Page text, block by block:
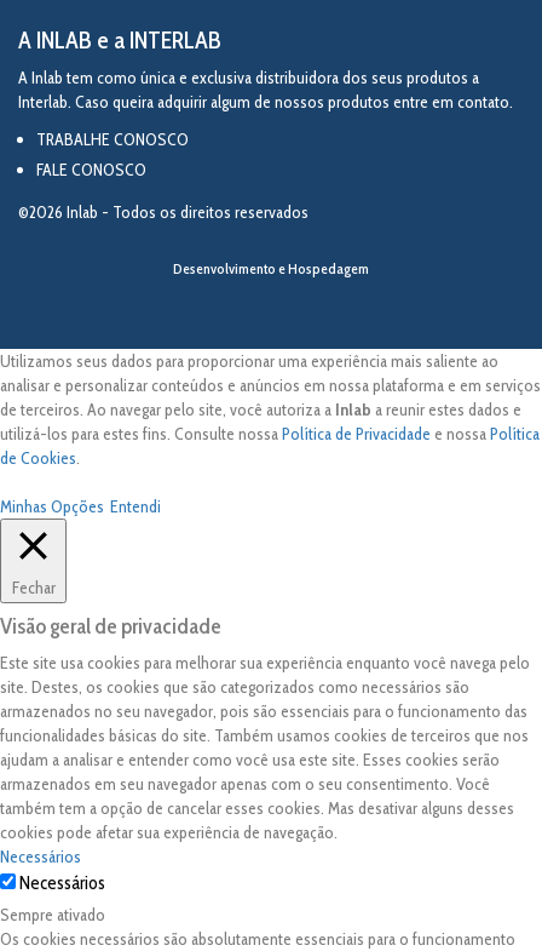
A INLAB e a INTERLAB
A Inlab tem como única e exclusiva distribuidora dos seus produtos a
Interlab. Caso queira adquirir algum de nossos produtos entre em contato.
TRABALHE CONOSCO
FALE CONOSCO
©2026 Inlab - Todos os direitos reservados
Desenvolvimento e Hospedagem
Utilizamos seus dados para proporcionar uma experiência mais saliente ao
analisar e personalizar conteúdos e anúncios em nossa plataforma e em serviços
de terceiros. Ao navegar pelo site, você autoriza a Inlab a reunir estes dados e
utilizá-los para estes fins. Consulte nossaPolítica de Privacidade e nossaPolítica
de Cookies.
Minhas Opções Entendi
Fechar
Visão geral de privacidade
Este site usa cookies para melhorar sua experiência enquanto você navega pelo
site. Destes, os cookies que são categorizados como necessários são
armazenados no seu navegador, pois são essenciais para o funcionamento das
funcionalidades básicas do site. Também usamos cookies de terceiros que nos
ajudam a analisar e entender como você usa este site. Esses cookies serão
armazenados em seu navegador apenas com o seu consentimento. Você
também tem a opção de cancelar esses cookies. Mas desativar alguns desses
cookies pode afetar sua experiência de navegação.
Necessários
Necessários
Sempre ativado
Os cookies necessários são absolutamente essenciais para o funcionamento